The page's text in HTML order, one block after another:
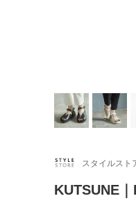
スタイルスト
KUTSUNE